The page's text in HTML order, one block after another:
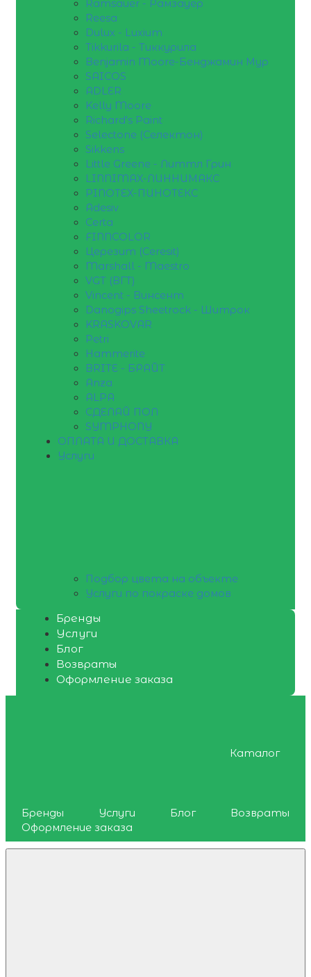
Ramsauer - Рамзауер
Reesa
Dulux - Luxium
Tikkurila - Тиккурила
Benjamin Moore-Бенджамин Мур
SAICOS
ADLER
Kelly Moore
Richard's Paint
Selectone (Селектон)
Sikkens
Little Greene - Литтл Грин
LINNIMAX-ЛИННИМАКС
PINOTEX-ПИНОТЕКС
Adesiv
Certa
FINNCOLOR
Церезит (Ceresit)
Marshall - Maestro
VGT (ВГТ)
Vincent - Винсент
Danogips Sheetrock - Шитрок
KRASKOVAR
Petri
Hammerite
BRITE - БРАЙТ
Anza
ALPA
СДЕЛАЙ ПОЛ
SYMPHONY
ОПЛАТА И ДОСТАВКА
Услуги
Подбор цвета на объекте
Услуги по покраске домов
Бренды
Услуги
Блог
Возвраты
Оформление заказа
Каталог
Бренды Услуги Блог
Возвраты
Оформление заказа